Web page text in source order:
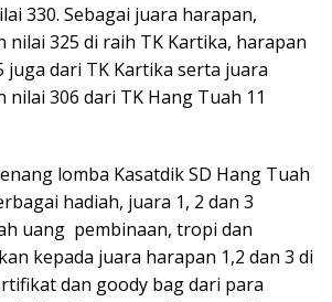
330. Sebagai juara harapan,
nilai 325 di raih TK Kartika, harapan
juga dari TK Kartika serta juara
nilai 306 dari TK Hang Tuah 11
lomba Kasatdik SD Hang Tuah
hadiah, juara 1, 2 dan 3
uang pembinaan, tropi dan
kepada juara harapan 1,2 dan 3 di
dan goody bag dari para